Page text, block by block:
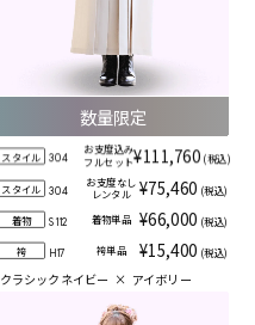
数量限定
スタイル 304
お支度込み
フルセット¥111,760 (税込)
スタイル 304
お支度なし
レンタル ¥75,460 (税込)
着物 S112 着物単品 ¥66,000 (税込)
袴 H17 袴単品 ¥15,400 (税込)
クラシックネイビー × アイボリー